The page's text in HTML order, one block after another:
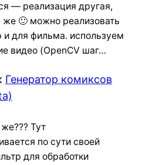
— реализация другая,
же 🙂 можно реализовать
и для фильма. используем
видео (OpenCV шаг…
Генератор комиксов
же??? Тут
по сути своей
для обработки